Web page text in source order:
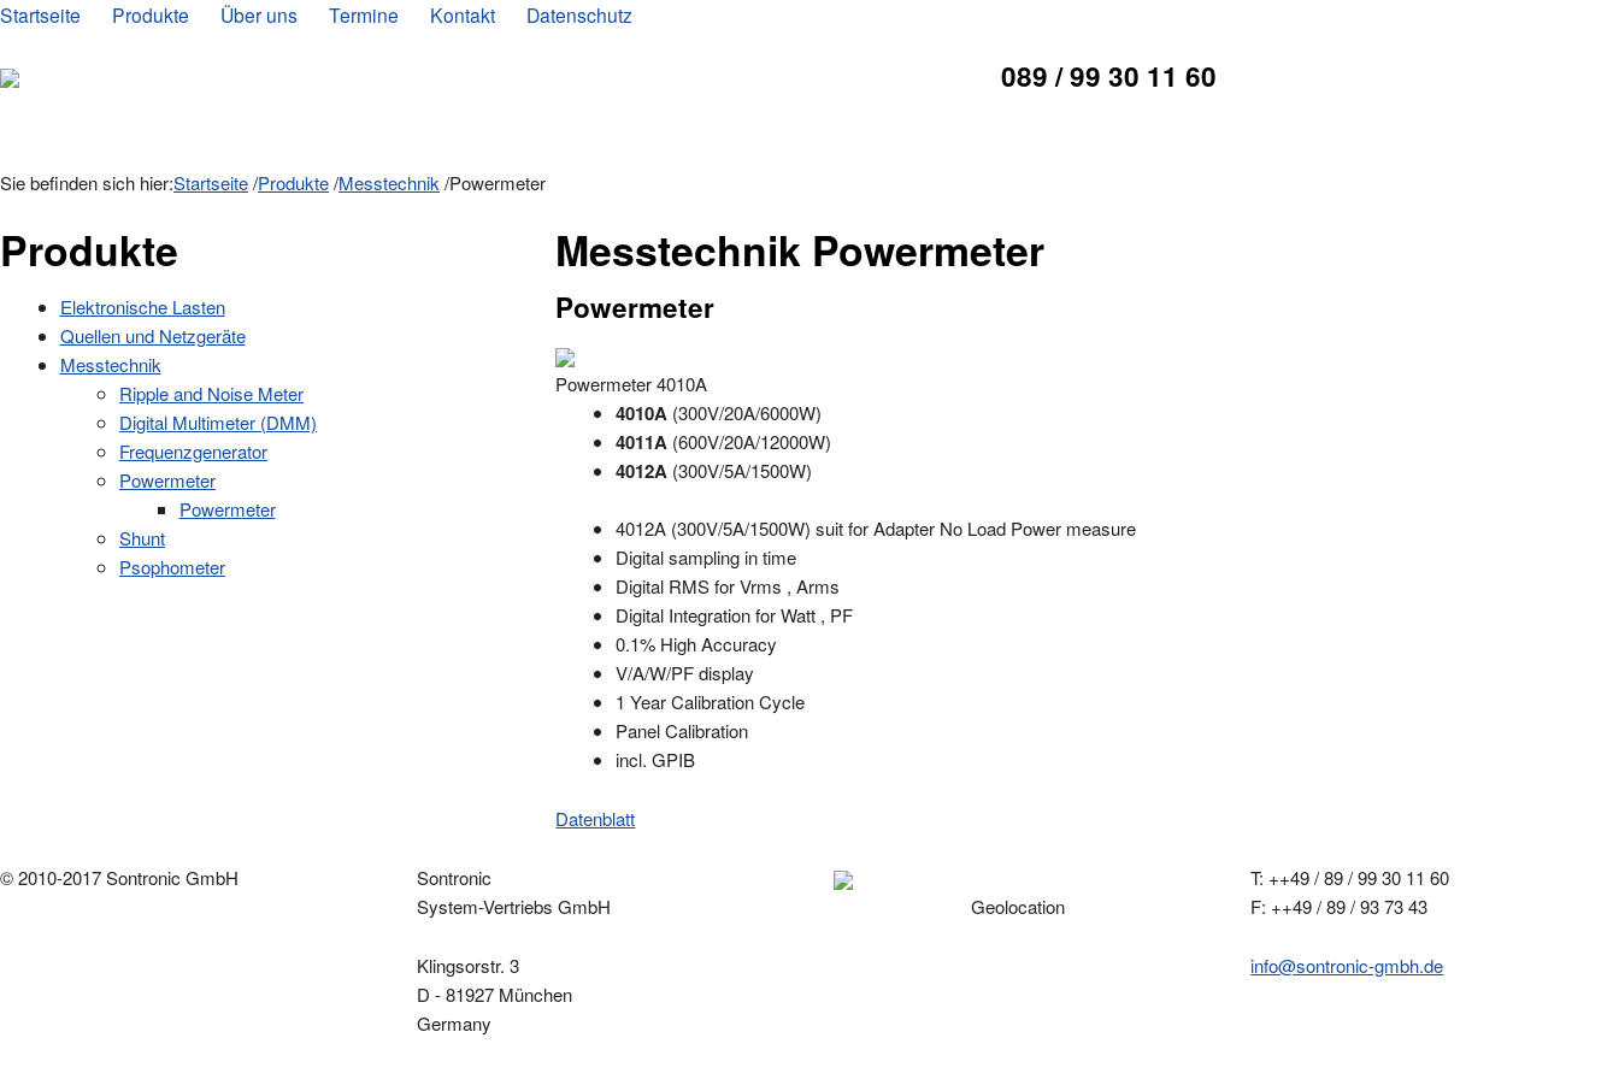
Startseite Produkte Über uns Termine Kontakt Datenschutz
089 / 99 30 11 60
Sie befinden sich hier:Startseite/Produkte/Messtechnik/Powermeter
Produkte
Elektronische Lasten
Quellen und Netzgeräte
Messtechnik
Ripple and Noise Meter
Digital Multimeter (DMM)
Frequenzgenerator
Powermeter
Powermeter
Shunt
Psophometer
Messtechnik Powermeter
Powermeter
Powermeter 4010A
4010A (300V/20A/6000W)
4011A (600V/20A/12000W)
4012A (300V/5A/1500W)
4012A (300V/5A/1500W) suit for Adapter No Load Power measure
Digital sampling in time
Digital RMS for Vrms , Arms
Digital Integration for Watt , PF
0.1% High Accuracy
V/A/W/PF display
1 Year Calibration Cycle
Panel Calibration
incl. GPIB
Datenblatt
© 2010-2017 Sontronic GmbH
Sontronic
System-Vertriebs GmbH
Klingsorstr. 3
D - 81927 München
Germany
Geolocation
T: ++49 / 89 / 99 30 11 60
F: ++49 / 89 / 93 73 43
info@sontronic-gmbh.de